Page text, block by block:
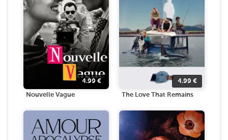
4.99 €
Nouvelle Vague
4.99 €
The Love That Remains